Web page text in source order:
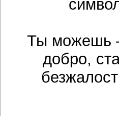
Ты можешь
добро,